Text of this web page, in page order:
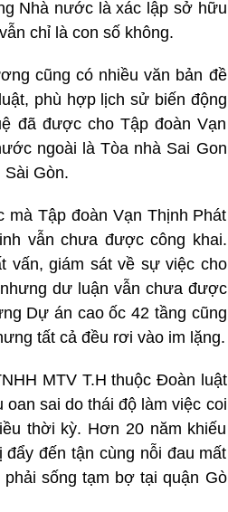
Nhà nước là xác lập sở hữu
chỉ là con số không.
cũng có nhiều văn bản đề
phù hợp lịch sử biến động
đã được cho Tập đoàn Vạn
ngoài là Tòa nhà Sai Gon
Gòn.
Tập đoàn Vạn Thịnh Phát
vẫn chưa được công khai.
vấn, giám sát về sự việc cho
dư luận vẫn chưa được
Dự án cao ốc 42 tầng cũng
tất cả đều rơi vào im lặng.
MTV T.H thuộc Đoàn luật
sai do thái độ làm việc coi
thời kỳ. Hơn 20 năm khiếu
đến tận cùng nỗi đau mất
sống tạm bợ tại quận Gò